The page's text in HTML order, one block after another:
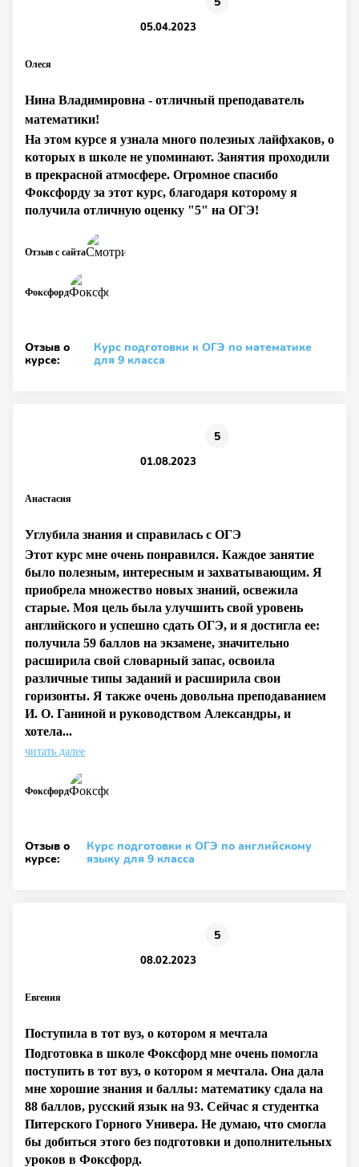
Олеся
05.04.2023
Нина Владимировна - отличный преподаватель
математики!
На этом курсе я узнала много полезных лайфхаков, о
которых в школе не упоминают. Занятия проходили
в прекрасной атмосфере. Огромное спасибо
Фоксфорду за этот курс, благодаря которому я
получила отличную оценку "5" на ОГЭ!
Фоксфорд
Отзыв с сайта
Отзыв о
курсе:
Курс подготовки к ОГЭ по математике
для 9 класса
Анастасия
5
01.08.2023
Углубила знания и справилась с ОГЭ
Этот курс мне очень понравился. Каждое занятие
было полезным, интересным и захватывающим. Я
приобрела множество новых знаний, освежила
старые. Моя цель была улучшить свой уровень
английского и успешно сдать ОГЭ, и я достигла ее:
получила 59 баллов на экзамене, значительно
расширила свой словарный запас, освоила
различные типы заданий и расширила свои
горизонты. Я также очень довольна преподаванием
И. О. Ганиной и руководством Александры, и
хотела...
читать далее
Фоксфорд
Отзыв о
курсе:
Курс подготовки к ОГЭ по английскому
языку для 9 класса
Евгения
5
08.02.2023
Поступила в тот вуз, о котором я мечтала
Подготовка в школе Фоксфорд мне очень помогла
поступить в тот вуз, о котором я мечтала. Она дала
мне хорошие знания и баллы: математику сдала на
88 баллов, русский язык на 93. Сейчас я студентка
Питерского Горного Универа. Не думаю, что смогла
бы добиться этого без подготовки и дополнительных
уроков в Фоксфорд.